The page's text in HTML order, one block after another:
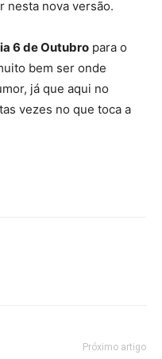
nesta nova versão.
6 de Outubro para o
bem ser onde
já que aqui no
vezes no que toca a
Próximo artigo